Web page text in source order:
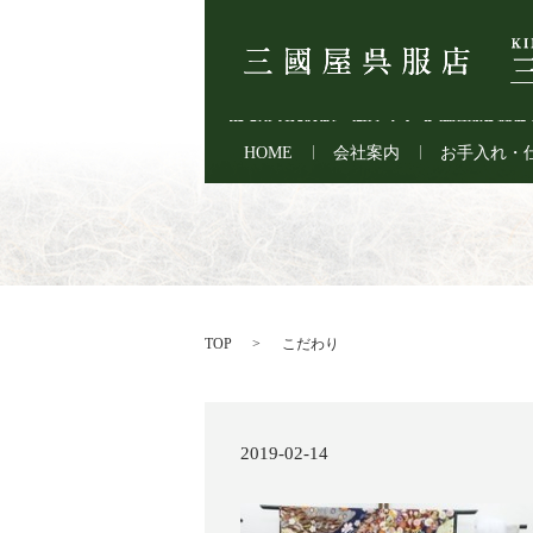
HOME 会社案内 お手入れ・
TOP こだわり
2019-02-14